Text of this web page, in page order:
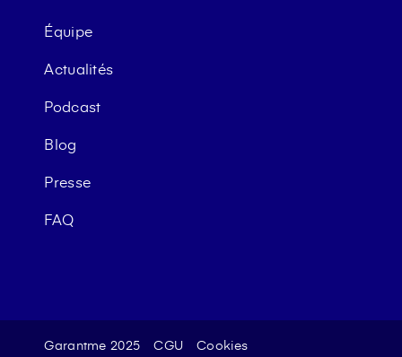
Équipe
Actualités
Podcast
Blog
Presse
FAQ
Garantme 2025 CGU Cookies